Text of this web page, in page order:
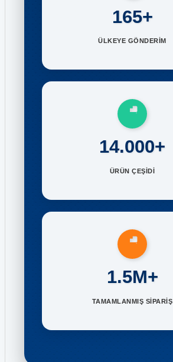
165+
ÜLKEYE GÖNDERİM
14.000+
ÜRÜN ÇEŞİDİ
1.5M+
TAMAMLANMIŞ SİPARİŞ